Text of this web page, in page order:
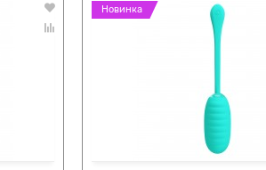
Новинка